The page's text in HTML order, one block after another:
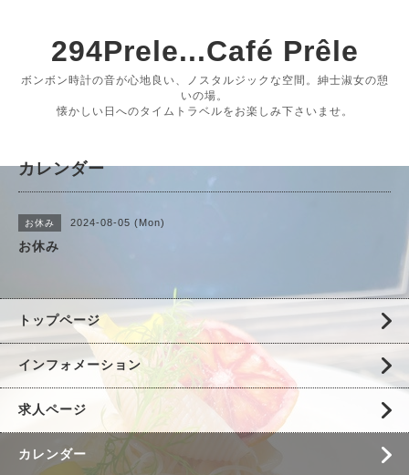
294Prele...Café Prêle
ボンボン時計の音が心地良い、ノスタルジックな空間。紳士淑女の憩
いの場。
懐かしい日へのタイムトラベルをお楽しみ下さいませ。
カレンダー
お休み 2024-08-05 (Mon)
お休み
トップページ
インフォメーション
求人ページ
カレンダー